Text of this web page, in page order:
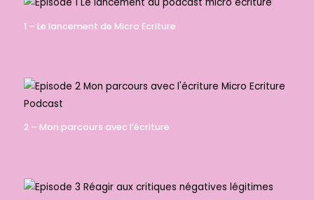
1 – Le lancement de Micro Ecriture
2 – Mon parcours avec l’écriture